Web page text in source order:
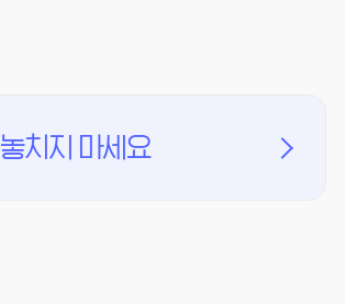
놓치지 마세요